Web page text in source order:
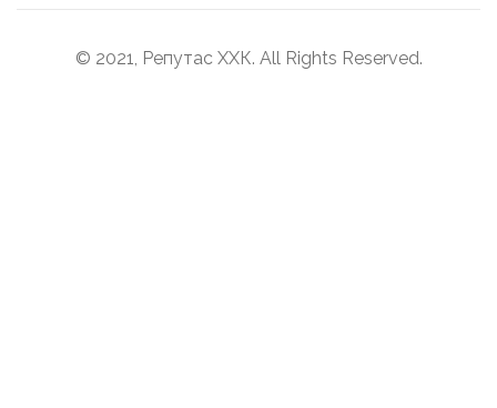
© 2021, Репутас ХХК. All Rights Reserved.